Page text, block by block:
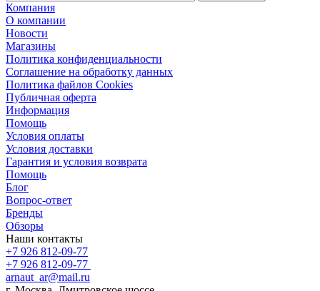
Компания
О компании
Новости
Магазины
Политика конфиденциальности
Соглашение на обработку данных
Политика файлов Cookies
Публичная оферта
Информация
Помощь
Условия оплаты
Условия доставки
Гарантия и условия возврата
Помощь
Блог
Вопрос-ответ
Бренды
Обзоры
Наши контакты
+7 926 812-09-77
+7 926 812-09-77
arnaut_ar@mail.ru